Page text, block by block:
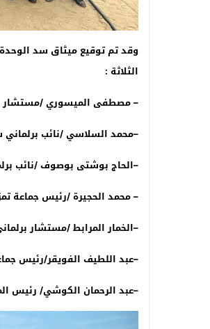
وقد تم توقيع ميثاق سد
الثلاثة :
–مصطفى الميسوري /مستشار
–محمد السلاسي /نائب برلماني
–الحاج بوشتى بوصوف /نائب
–محمد الحجيرة /رئيس جماعة
–الخمار المرابط /مستشار
–عبد اللطيف الفويقر/رئيس
–عبد الرحمان الكوشي/ رئيس